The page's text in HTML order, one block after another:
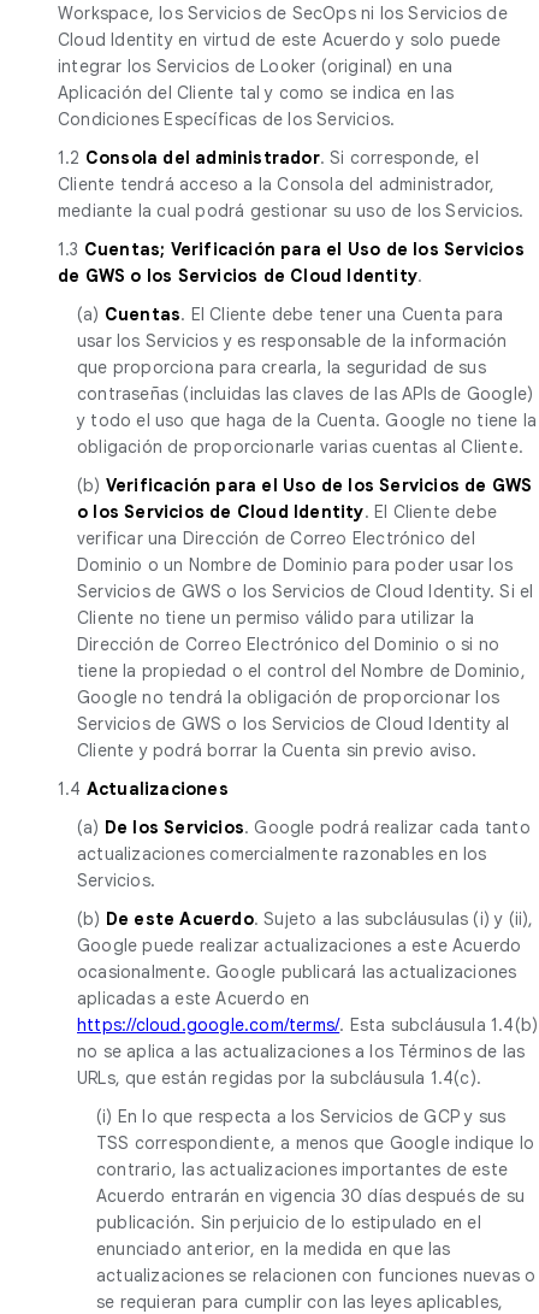
Workspace, los Servicios de SecOps ni los Servicios de
Cloud Identity en virtud de este Acuerdo y solo puede
integrar los Servicios de Looker (original) en una
Aplicación del Cliente tal y como se indica en las
Condiciones Específicas de los Servicios.
1.2 Consola del administrador. Si corresponde, el
Cliente tendrá acceso a la Consola del administrador,
mediante la cual podrá gestionar su uso de los Servicios.
1.3 Cuentas; Verificación para el Uso de los Servicios
de GWS o los Servicios de Cloud Identity.
(a) Cuentas. El Cliente debe tener una Cuenta para
usar los Servicios y es responsable de la información
que proporciona para crearla, la seguridad de sus
contraseñas (incluidas las claves de las APIs de Google)
y todo el uso que haga de la Cuenta. Google no tiene la
obligación de proporcionarle varias cuentas al Cliente.
(b) Verificación para el Uso de los Servicios de GWS
o los Servicios de Cloud Identity. El Cliente debe
verificar una Dirección de Correo Electrónico del
Dominio o un Nombre de Dominio para poder usar los
Servicios de GWS o los Servicios de Cloud Identity. Si el
Cliente no tiene un permiso válido para utilizar la
Dirección de Correo Electrónico del Dominio o si no
tiene la propiedad o el control del Nombre de Dominio,
Google no tendrá la obligación de proporcionar los
Servicios de GWS o los Servicios de Cloud Identity al
Cliente y podrá borrar la Cuenta sin previo aviso.
1.4 Actualizaciones
(a) De los Servicios. Google podrá realizar cada tanto
actualizaciones comercialmente razonables en los
Servicios.
(b) De este Acuerdo. Sujeto a las subcláusulas (i) y (ii),
Google puede realizar actualizaciones a este Acuerdo
ocasionalmente. Google publicará las actualizaciones
aplicadas a este Acuerdo en
https://cloud.google.com/terms/. Esta subcláusula 1.4(b)
no se aplica a las actualizaciones a los Términos de las
URLs, que están regidas por la subcláusula 1.4(c).
(i) En lo que respecta a los Servicios de GCP y sus
TSS correspondiente, a menos que Google indique lo
contrario, las actualizaciones importantes de este
Acuerdo entrarán en vigencia 30 días después de su
publicación. Sin perjuicio de lo estipulado en el
enunciado anterior, en la medida en que las
actualizaciones se relacionen con funciones nuevas o
se requieran para cumplir con las leyes aplicables,